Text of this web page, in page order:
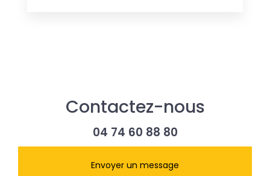
Contactez-nous
04 74 60 88 80
Envoyer un message